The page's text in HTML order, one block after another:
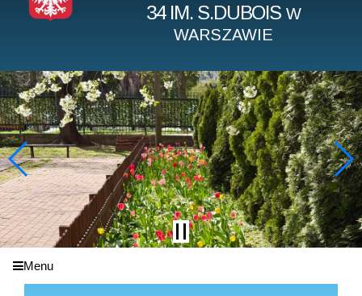
34 IM. S.DUBOIS W
WARSZAWIE
Menu